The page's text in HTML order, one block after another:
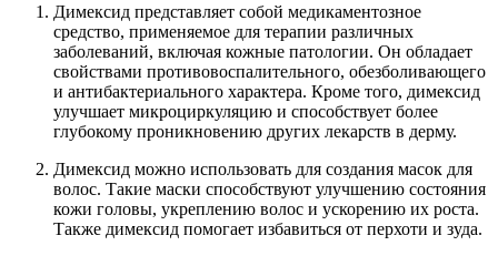
Димексид представляет собой медикаментозное
средство, применяемое для терапии различных
заболеваний, включая кожные патологии. Он обладает
свойствами противовоспалительного, обезболивающего
и антибактериального характера. Кроме того, димексид
улучшает микроциркуляцию и способствует более
глубокому проникновению других лекарств в дерму.
Димексид можно использовать для создания масок для
волос. Такие маски способствуют улучшению состояния
кожи головы, укреплению волос и ускорению их роста.
Также димексид помогает избавиться от перхоти и зуда.